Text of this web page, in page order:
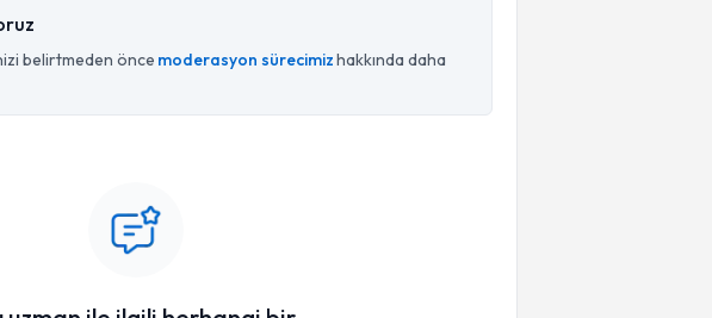
belirtmeden önce moderasyon sürecimizhakkında daha